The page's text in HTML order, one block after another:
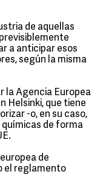
de aquellas
a anticipar esos
según la misma
la Agencia Europea
Helsinki, que tiene
-o, en su caso,
de forma
de
el reglamento